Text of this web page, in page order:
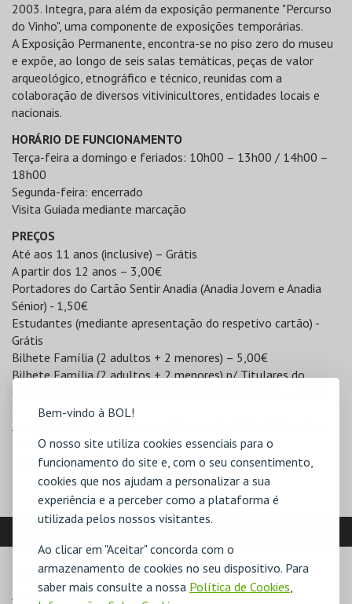
Bem-vindo à BOL!
O nosso site utiliza cookies essenciais para o
funcionamento do site e, com o seu consentimento,
cookies que nos ajudam a personalizar a sua
experiência e a perceber como a plataforma é
utilizada pelos nossos visitantes.
Ao clicar em "Aceitar" concorda com o
armazenamento de cookies no seu dispositivo. Para
saber mais consulte a nossa Política de Cookies
2003. Integra, para além da exposição permanente "Percurso
do Vinho", uma componente de exposições temporárias.
A Exposição Permanente, encontra-se no piso zero do museu
e expõe, ao longo de seis salas temáticas, peças de valor
arqueológico, etnográfico e técnico, reunidas com a
colaboração de diversos vitivinicultores, entidades locais e
nacionais.
HORÁRIO DE FUNCIONAMENTO
Terça-feira a domingo e feriados: 10h00 – 13h00 / 14h00 –
18h00
Segunda-feira: encerrado
Visita Guiada mediante marcação
PREÇOS
Até aos 11 anos (inclusive) – Grátis
A partir dos 12 anos – 3,00€
Portadores do Cartão Sentir Anadia (Anadia Jovem e Anadia
Sénior) - 1,50€
Estudantes (mediante apresentação do respetivo cartão) -
Grátis
Bilhete Família (2 adultos + 2 menores) – 5,00€
Bilhete Família (2 adultos + 2 menores) p/ Titulares do
Cartão Sentir Anadia (Anadia Jovem e Anadia Sénior) – 2,50€
Acesso Geral aos 2 Museus (Museu do Vinho Bairrada +
Museu 2 Rodas)
Bilhete Geral 2 Museus – 5,00€
LOCALIZAÇÃO
MORADA
Av. Engenheiro Tavares da Silva